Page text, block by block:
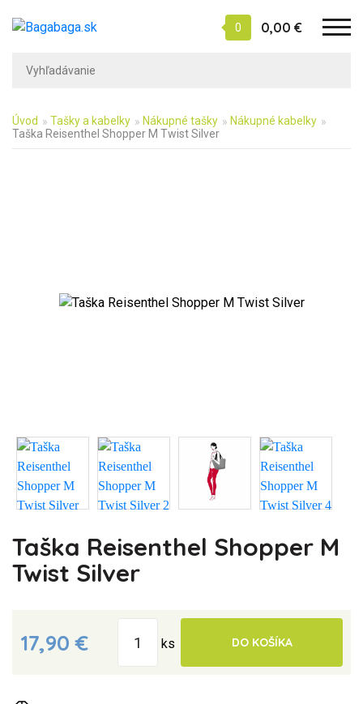
0 0,00 €
Úvod Tašky a kabelky Nákupné tašky
Nákupné kabelky
Taška Reisenthel Shopper M Twist Silver
Taška Reisenthel Shopper M
Twist Silver
17,90 € ks DO KOŠÍKA